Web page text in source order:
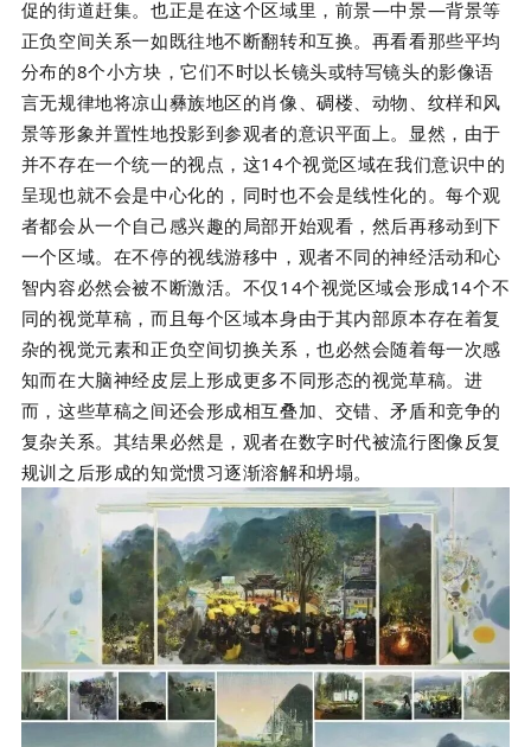
促的街道赶集。也正是在这个区域里，前景—中景—背景等
正负空间关系一如既往地不断翻转和互换。再看看那些平均
分布的8个小方块，它们不时以长镜头或特写镜头的影像语
言无规律地将凉山彝族地区的肖像、碉楼、动物、纹样和风
景等形象并置性地投影到参观者的意识平面上。显然，由于
并不存在一个统一的视点，这14个视觉区域在我们意识中的
呈现也就不会是中心化的，同时也不会是线性化的。每个观
者都会从一个自己感兴趣的局部开始观看，然后再移动到下
一个区域。在不停的视线游移中，观者不同的神经活动和心
智内容必然会被不断激活。不仅14个视觉区域会形成14个不
同的视觉草稿，而且每个区域本身由于其内部原本存在着复
杂的视觉元素和正负空间切换关系，也必然会随着每一次感
知而在大脑神经皮层上形成更多不同形态的视觉草稿。进
而，这些草稿之间还会形成相互叠加、交错、矛盾和竞争的
复杂关系。其结果必然是，观者在数字时代被流行图像反复
规训之后形成的知觉惯习逐渐溶解和坍塌。